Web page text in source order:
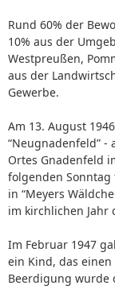
Rund 60% der
10% aus der
Westpreußen,
aus der
Gewerbe.
Am 13. August
“Neugnadenfeld”
Ortes Gnadenfeld
folgenden Sonntag
in “Meyers
im kirchlichen Jahr
Im Februar 1947
ein Kind, das
Beerdigung wurde